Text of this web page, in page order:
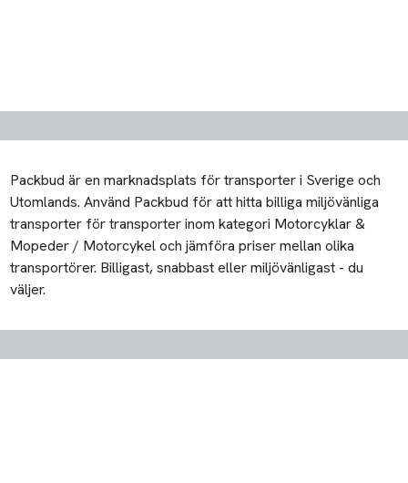
Packbud är en marknadsplats för transporter i Sverige och
Utomlands. Använd Packbud för att hitta billiga miljövänliga
transporter för transporter inom kategori Motorcyklar &
Mopeder / Motorcykel och jämföra priser mellan olika
transportörer. Billigast, snabbast eller miljövänligast - du
väljer.